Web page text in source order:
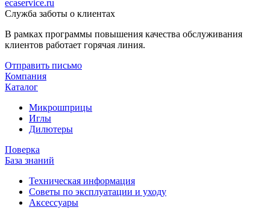
ecaservice.ru
Служба заботы о клиентах
В рамках программы повышения качества обслуживания
клиентов работает горячая линия.
Отправить письмо
Компания
Каталог
Микрошприцы
Иглы
Дилютеры
Поверка
База знаний
Техническая информация
Советы по эксплуатации и уходу
Аксессуары